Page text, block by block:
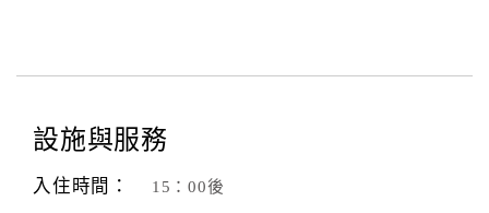
戶
客
服
設施與服務
入住時間： 15：00後